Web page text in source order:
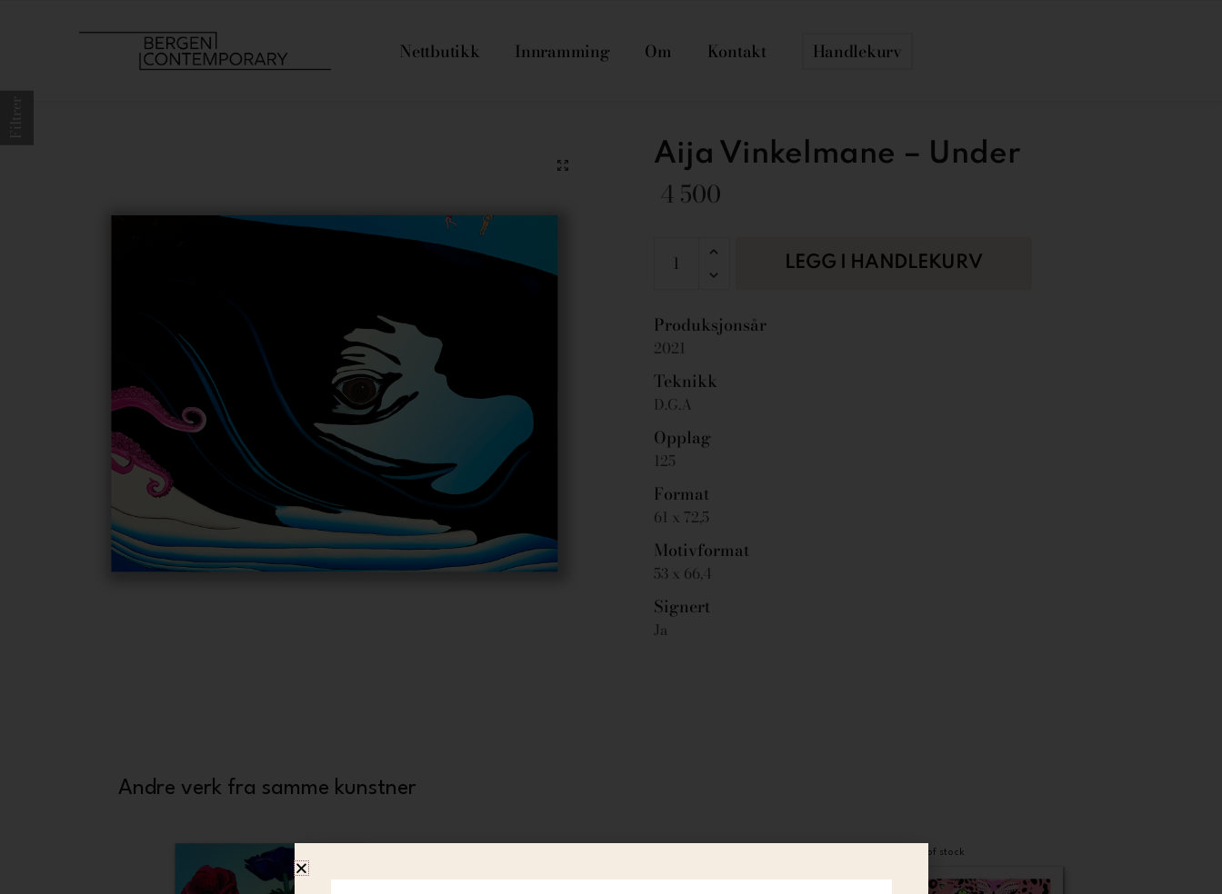
Nettbutikk Innramming Om Kontakt Handlekurv
Aija Vinkelmane – Under
4 500
LEGG I HANDLEKURV
Produksjonsår
2021
Teknikk
D.G.A
Opplag
125
Format
61 x 72,5
Motivformat
53 x 66,4
Signert
Ja
Andre verk fra samme kunstner
Out of stock
Filtrer